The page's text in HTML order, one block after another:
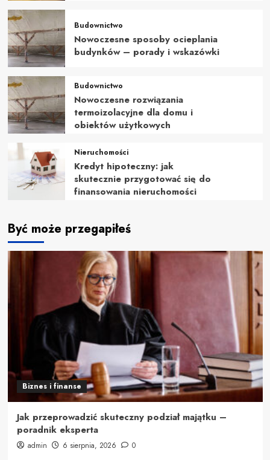
Budownictwo
Nowoczesne sposoby ocieplania
budynków – porady i wskazówki
Budownictwo
Nowoczesne rozwiązania
termoizolacyjne dla domu i
obiektów użytkowych
Nieruchomości
Kredyt hipoteczny: jak
skutecznie przygotować się do
finansowania nieruchomości
Być może przegapiłeś
Biznes i finanse
Jak przeprowadzić skuteczny podział majątku –
poradnik eksperta
admin 6 sierpnia, 2026 0